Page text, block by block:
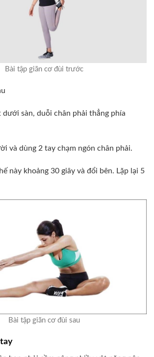
Bài tập giãn cơ đùi trước
dưới sàn, duỗi chân phải thẳng phía
và dùng 2 tay chạm ngón chân phải.
này khoảng 30 giây và đổi bên. Lặp lại 5
Bài tập giãn cơ đùi sau